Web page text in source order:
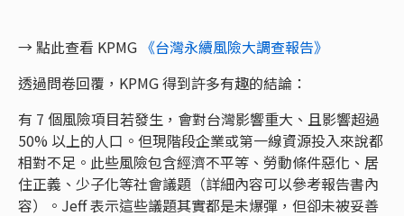
→ 點此查看 KPMG 《台灣永續風險大調查報告》
透過問卷回覆，KPMG 得到許多有趣的結論：
有 7 個風險項目若發生，會對台灣影響重大、且影響超過
50% 以上的人口。但現階段企業或第一線資源投入來說都
相對不足。此些風險包含經濟不平等、勞動條件惡化、居
住正義、少子化等社會議題（詳細內容可以參考報告書內
容）。Jeff 表示這些議題其實都是未爆彈，但卻未被妥善